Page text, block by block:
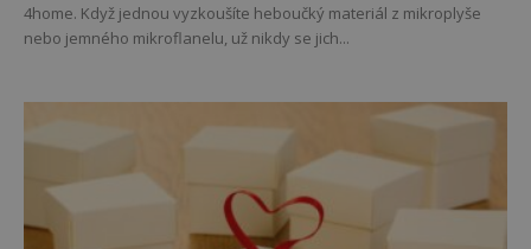
4home. Když jednou vyzkoušíte heboučký materiál z mikroplyše
nebo jemného mikroflanelu, už nikdy se jich...